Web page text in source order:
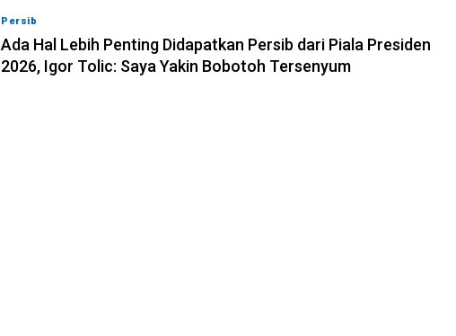
Persib
Ada Hal Lebih Penting Didapatkan Persib dari Piala Presiden
2026, Igor Tolic: Saya Yakin Bobotoh Tersenyum